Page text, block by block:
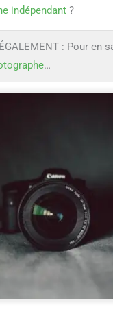
indépendant ?
: Pour en
…